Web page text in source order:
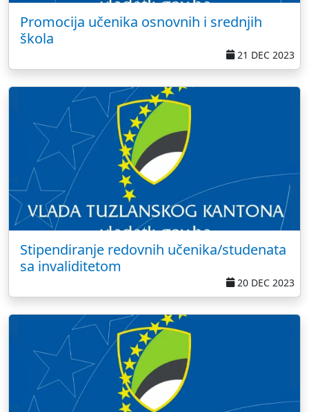
Promocija učenika osnovnih i srednjih
škola
21 DEC 2023
Stipendiranje redovnih učenika/studenata
sa invaliditetom
20 DEC 2023